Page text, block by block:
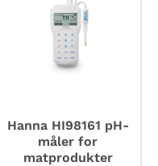
Hanna HI98161 pH-
måler for
matprodukter